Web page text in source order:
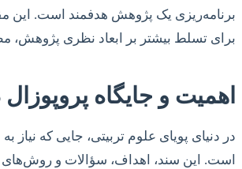
برنامه‌ریزی یک پژوهش هدفمند است. این
برای تسلط بیشتر بر ابعاد نظری پژوهش،
اهمیت و جایگاه
در دنیای پویای علوم تربیتی، جایی که
است. این سند، اهداف، سؤالات و روش‌های